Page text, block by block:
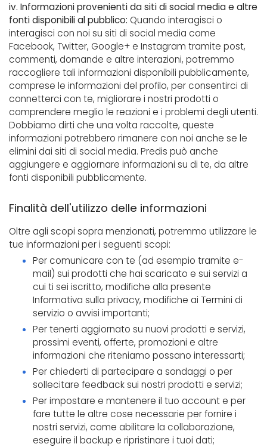
iv. Informazioni provenienti da siti di social media e altre
fonti disponibili al pubblico: Quando interagisci o
interagisci con noi su siti di social media come
Facebook, Twitter, Google+ e Instagram tramite post,
commenti, domande e altre interazioni, potremmo
raccogliere tali informazioni disponibili pubblicamente,
comprese le informazioni del profilo, per consentirci di
connetterci con te, migliorare i nostri prodotti o
comprendere meglio le reazioni e i problemi degli utenti.
Dobbiamo dirti che una volta raccolte, queste
informazioni potrebbero rimanere con noi anche se le
elimini dai siti di social media. Predis può anche
aggiungere e aggiornare informazioni su di te, da altre
fonti disponibili pubblicamente.
Finalità dell'utilizzo delle informazioni
Oltre agli scopi sopra menzionati, potremmo utilizzare le
tue informazioni per i seguenti scopi:
Per comunicare con te (ad esempio tramite e-
mail) sui prodotti che hai scaricato e sui servizi a
cui ti sei iscritto, modifiche alla presente
Informativa sulla privacy, modifiche ai Termini di
servizio o avvisi importanti;
Per tenerti aggiornato su nuovi prodotti e servizi,
prossimi eventi, offerte, promozioni e altre
informazioni che riteniamo possano interessarti;
Per chiederti di partecipare a sondaggi o per
sollecitare feedback sui nostri prodotti e servizi;
Per impostare e mantenere il tuo account e per
fare tutte le altre cose necessarie per fornire i
nostri servizi, come abilitare la collaborazione,
eseguire il backup e ripristinare i tuoi dati;